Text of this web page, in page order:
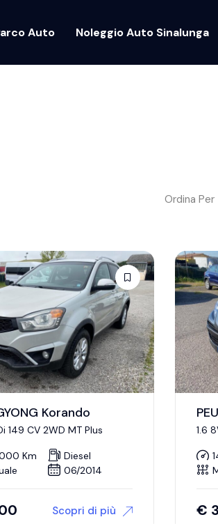
Auto Noleggio Auto Sinalunga
Ordina Per
Korando
149 CV 2WD MT Plus
Km
Diesel
06/2014
Scopri di più
1.6
€